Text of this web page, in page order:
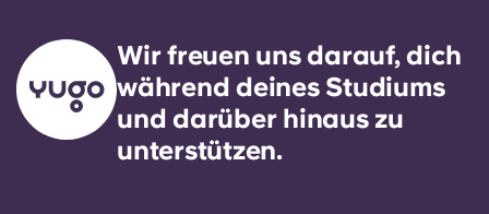
Wir freuen uns darauf, dich
während deines Studiums
und darüber hinaus zu
unterstützen.